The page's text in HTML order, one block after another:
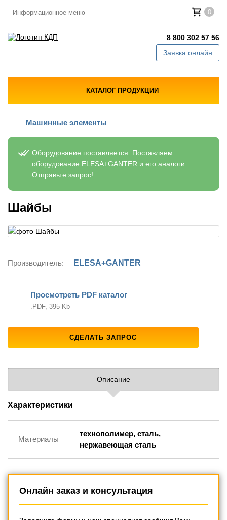
Информационное меню 0
8 800 302 57 56
Заявка онлайн
КАТАЛОГ ПРОДУКЦИИ
Машинные элементы
Оборудование поставляется. Поставляем
оборудование ELESA+GANTER и его аналоги.
Отправьте запрос!
Шайбы
Производитель: ELESA+GANTER
Просмотреть PDF каталог
.PDF, 395 Kb
СДЕЛАТЬ ЗАПРОС
Описание
Характеристики
Материалы
технополимер, сталь,
нержавеющая сталь
Онлайн заказ и консультация